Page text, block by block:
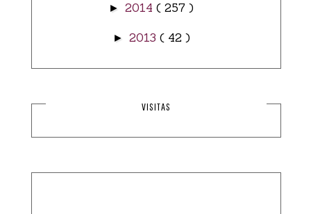
► 2014 ( 257 )
► 2013 ( 42 )
VISITAS